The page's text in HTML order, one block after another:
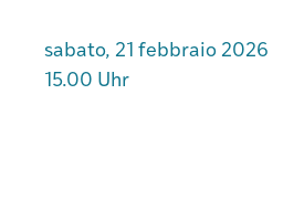
Agenda
sabato, 21 febbraio 2026
15.00 Uhr